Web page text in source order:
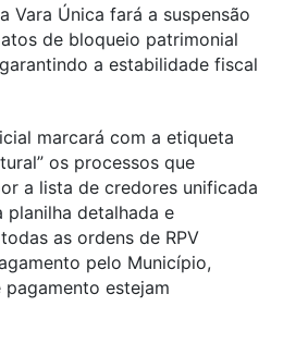
Vara Única fará a suspensão
de bloqueio patrimonial
a estabilidade fiscal
marcará com a etiqueta
os processos que
a lista de credores unificada
planilha detalhada e
as ordens de RPV
pelo Município,
estejam